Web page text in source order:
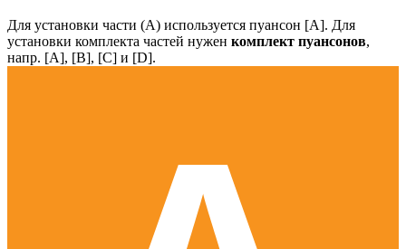
Для установки части (А) используется пуансон [А]. Для
установки комплекта частей нужен комплект пуансонов,
напр. [А], [B], [С] и [D].